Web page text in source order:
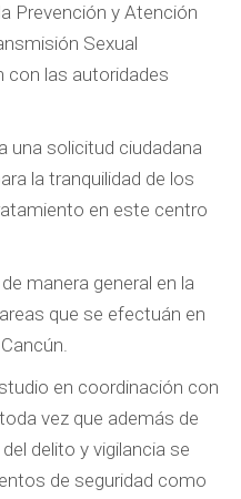
Prevención y Atención
Sexual
con las autoridades
una solicitud ciudadana
la tranquilidad de los
en este centro
manera general en la
que se efectuán en
en coordinación con
vez que además de
delito y vigilancia se
de seguridad como